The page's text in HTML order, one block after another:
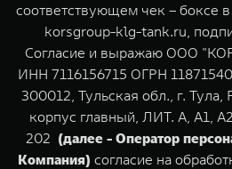
TANK 500
от 6 499 000 ₽
TANK Финансы
Корпоративным клиентам
TANK Кредит
Сервис
Специальные предложения
Моторные масла
ЦИФРОВЫЕ СЕРВИСЫ TANK
соответствующем чек – боксе
korsgroup-klg-tank.ru,
Согласие и выражаю ООО
ИНН 7116156715 ОГРН
300012, Тульская обл., г.
корпус главный, ЛИТ. А, А1,
202 (далее - Оператор
Компания) согласие на